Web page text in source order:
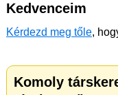
Kedvenceim
Kérdezd meg tőle,
Komoly